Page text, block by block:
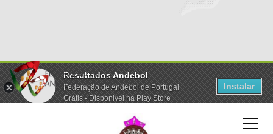
Resultados Andebol
Federação de Andebol de Portugal
Grátis - Disponivel na Play Store
Instalar